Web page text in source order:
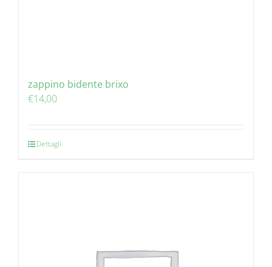
zappino bidente brixo
€14,00
Dettagli